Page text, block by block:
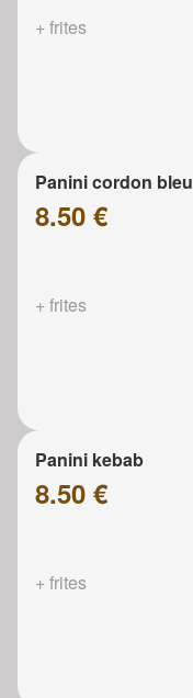
+ frites
Panini cordon bleu
8.50 €
+ frites
Panini kebab
8.50 €
+ frites